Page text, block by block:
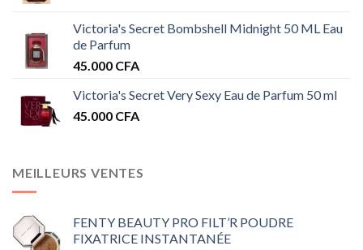
Victoria's Secret Bombshell Midnight 50 ML Eau
de Parfum
45.000 CFA
Victoria's Secret Very Sexy Eau de Parfum 50 ml
45.000 CFA
MEILLEURS VENTES
FENTY BEAUTY PRO FILT’R POUDRE
FIXATRICE INSTANTANÉE